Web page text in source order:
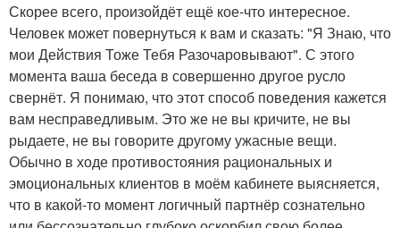
Скорее всего, произойдёт ещё кое-что интересное.
Человек может повернуться к вам и сказать: "Я Знаю, что
мои Действия Тоже Тебя Разочаровывают". С этого
момента ваша беседа в совершенно другое русло
свернёт. Я понимаю, что этот способ поведения кажется
вам несправедливым. Это же не вы кричите, не вы
рыдаете, не вы говорите другому ужасные вещи.
Обычно в ходе противостояния рациональных и
эмоциональных клиентов в моём кабинете выясняется,
что в какой-то момент логичный партнёр сознательно